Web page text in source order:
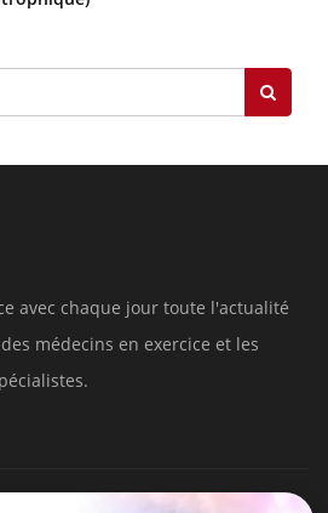
avec chaque jour toute l'actualité
médecins en exercice et les